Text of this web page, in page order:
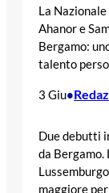
La
Ahanor e
Bergamo:
talento
3 Giu•
Due debutti
da
maggiore